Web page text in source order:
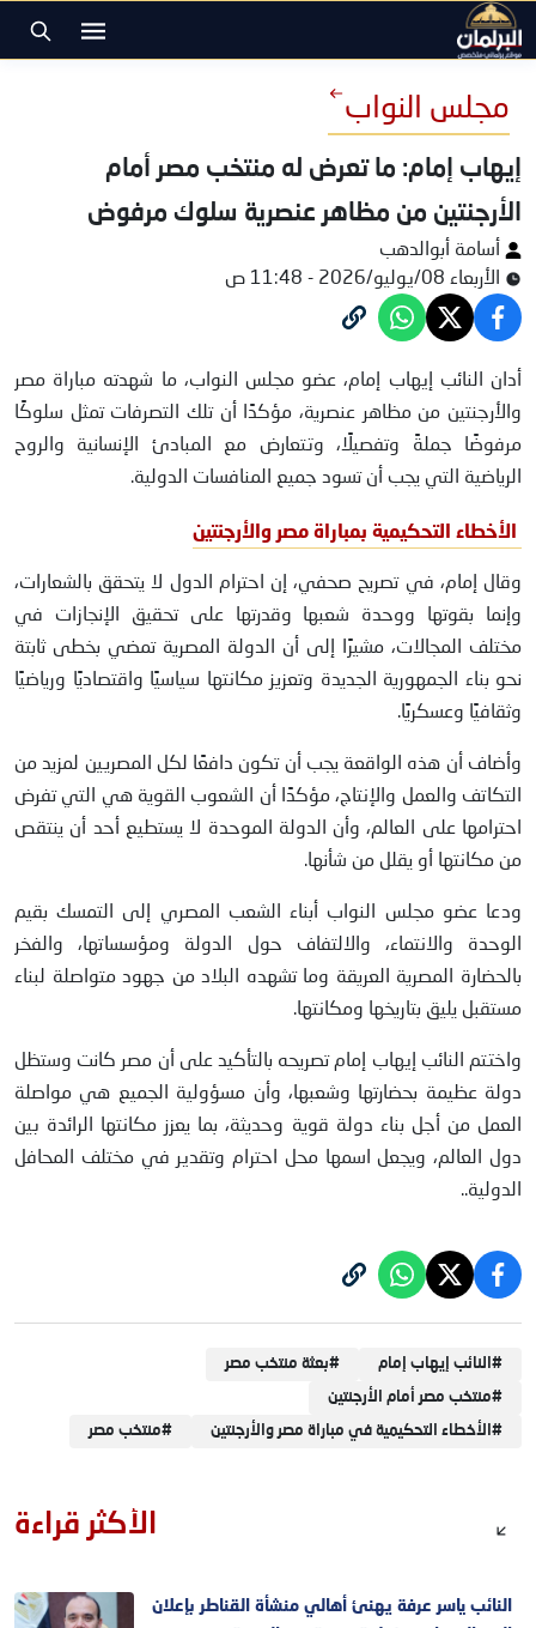
مجلس النواب
إيهاب إمام: ما تعرض له منتخب مصر أمام
الأرجنتين من مظاهر عنصرية سلوك مرفوض
أسامة أبوالدهب
الأربعاء 08/يوليو/2026 - 11:48 ص
النائب إيهاب إمام
أدان النائب إيهاب إمام، عضو مجلس النواب، ما شهدته مباراة مصر
والأرجنتين من مظاهر عنصرية، مؤكدًا أن تلك التصرفات تمثل سلوكًا
مرفوضًا جملةً وتفصيلًا، وتتعارض مع المبادئ الإنسانية والروح
الرياضية التي يجب أن تسود جميع المنافسات الدولية.
الأخطاء التحكيمية بمباراة مصر والأرجنتين
وقال إمام، في تصريح صحفي، إن احترام الدول لا يتحقق بالشعارات،
وإنما بقوتها ووحدة شعبها وقدرتها على تحقيق الإنجازات في
مختلف المجالات، مشيرًا إلى أن الدولة المصرية تمضي بخطى ثابتة
نحو بناء الجمهورية الجديدة وتعزيز مكانتها سياسيًا واقتصاديًا ورياضيًا
وثقافيًا وعسكريًا.
وأضاف أن هذه الواقعة يجب أن تكون دافعًا لكل المصريين لمزيد من
التكاتف والعمل والإنتاج، مؤكدًا أن الشعوب القوية هي التي تفرض
احترامها على العالم، وأن الدولة الموحدة لا يستطيع أحد أن ينتقص
من مكانتها أو يقلل من شأنها.
ودعا عضو مجلس النواب أبناء الشعب المصري إلى التمسك بقيم
الوحدة والانتماء، والالتفاف حول الدولة ومؤسساتها، والفخر
بالحضارة المصرية العريقة وما تشهده البلاد من جهود متواصلة لبناء
مستقبل يليق بتاريخها ومكانتها.
واختتم النائب إيهاب إمام تصريحه بالتأكيد على أن مصر كانت وستظل
دولة عظيمة بحضارتها وشعبها، وأن مسؤولية الجميع هي مواصلة
العمل من أجل بناء دولة قوية وحديثة، بما يعزز مكانتها الرائدة بين
دول العالم، ويجعل اسمها محل احترام وتقدير في مختلف المحافل
الدولية..
# النائب إيهاب إمام #بعثة منتخب مصر
#منتخب مصر أمام الأرجنتين
# الأخطاء التحكيمية في مباراة مصر والأرجنتين #منتخب مصر
الأكثر قراءة
النائب ياسر عرفة يهنئ أهالي منشأة القناطر بإعلان